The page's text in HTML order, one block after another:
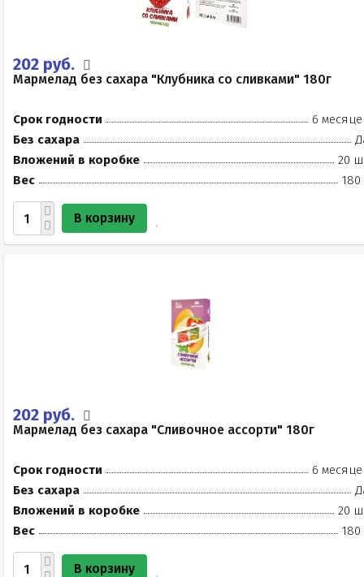
202 руб.
Мармелад без сахара "Клубника со сливками" 180г
Срок годности
6
Без сахара
Вложений в коробке
20
Вес
180
В корзину
202 руб.
Мармелад без сахара "Сливочное ассорти" 180г
Срок годности
6
Без сахара
Вложений в коробке
20
Вес
180
В корзину